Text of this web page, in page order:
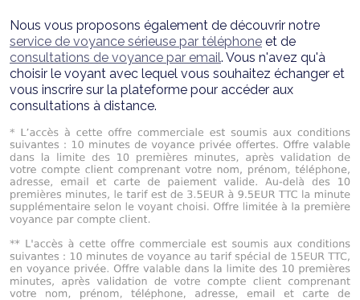
Nous vous proposons également de découvrir notre
service de voyance sérieuse par téléphone et de
consultations de voyance par email. Vous n'avez qu'à
choisir le voyant avec lequel vous souhaitez échanger et
vous inscrire sur la plateforme pour accéder aux
consultations à distance.